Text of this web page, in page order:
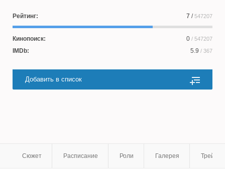
Рейтинг: 7 /547207
Кинопоиск: 0 / 547207
IMDb: 5.9 / 367
Добавить в список
Сюжет Расписание Роли Галерея